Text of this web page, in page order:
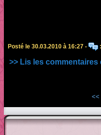
Posté le 30.03.2010 à 16:27 -
>> Lis les commentaires
<<